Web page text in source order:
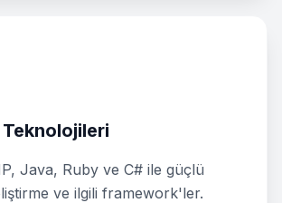
Java, Ruby ve C# ile güçlü
ve ilgili framework'ler.